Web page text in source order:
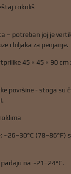
i okoliš
– potreban joj je
i biljaka za penjanje.
45 × 45 × 90 cm
površine - stoga su
~26–30°C (78–86°F)
na ~21–24°C.